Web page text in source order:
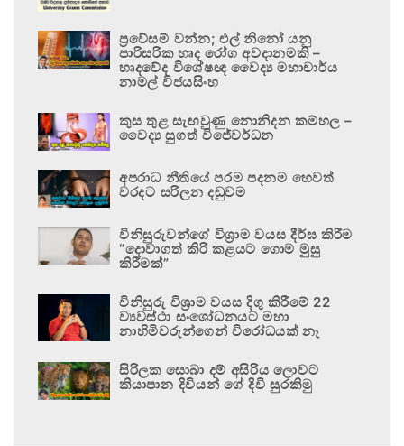
ප්‍රවේසම් වන්න; එල් නිනෝ යනු
පාරිසරික හෘද රෝග අවදානමකි –
හෘදවේද විශේෂඥ වෛද්‍ය මහාචාර්ය
නාමල් විජයසිංහ
කුස තුළ සැඟවුණු නොනිදන කම්හල –
වෛද්‍ය සුගත් විජේවර්ධන
අපරාධ නීතියේ පරම පදනම හෙවත්
වරදට සරිලන දඬුවම
විනිසුරුවන්ගේ විශ්‍රාම වයස දීර්ඝ කිරීම
“දොවාගත් කිරි කළයට ගොම මුසු
කිරීමක්”
විනිසුරු විශ්‍රාම වයස දිගු කිරීමේ 22
ව්‍යවස්ථා සංශෝධනයට මහා
නාහිමිවරුන්ගෙන් විරෝධයක් නෑ
සිරිලක සොබා දම් අසිරිය ලොවට
කියාපාන දිවියන් ගේ දිවි සුරකිමු